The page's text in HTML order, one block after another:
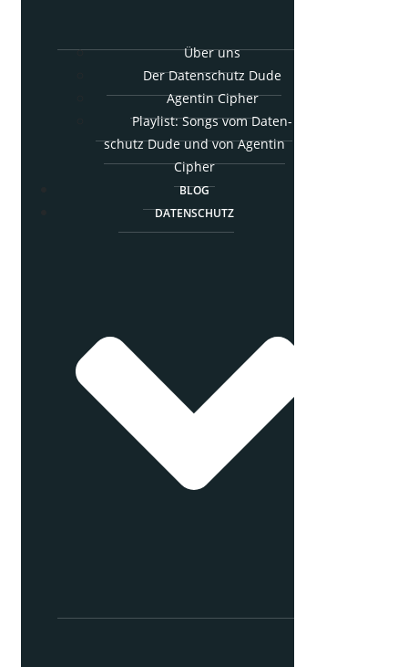
Über uns
Der Daten­schutz Dude
Agen­tin Cipher
Play­list: Songs vom Daten­
schutz Dude und von Agen­tin
Cipher
BLOG
DATEN­SCHUTZ